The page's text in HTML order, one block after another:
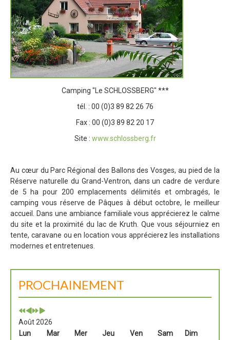
Camping "Le SCHLOSSBERG" ***
tél. : 00 (0)3 89 82 26 76
Fax : 00 (0)3 89 82 20 17
Site : www.schlossberg.fr
Au cœur du Parc Régional des Ballons des Vosges, au pied de la
Réserve naturelle du Grand-Ventron, dans un cadre de verdure
de 5 ha pour 200 emplacements délimités et ombragés, le
camping vous réserve de Pâques à début octobre, le meilleur
accueil. Dans une ambiance familiale vous apprécierez le calme
du site et la proximité du lac de Kruth. Que vous séjourniez en
tente, caravane ou en location vous apprécierez les installations
modernes et entretenues.
PROCHAINEMENT
Août 2026
Lun
Mar Mer Jeu Ven Sam
Dim